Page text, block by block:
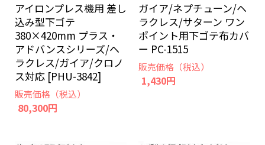
アイロンプレス機用 差し
込み型下ゴテ
380×420mm プラス・
アドバンスシリーズ/ヘ
ラクレス/ガイア/クロノ
ス対応 [PHU-3842]
販売価格（税込）
80,300円
ガイア/ネプチューン/ヘ
ラクレス/サターン ワン
ポイント用下ゴテ布カバ
ー PC-1515
販売価格（税込）
1,430円